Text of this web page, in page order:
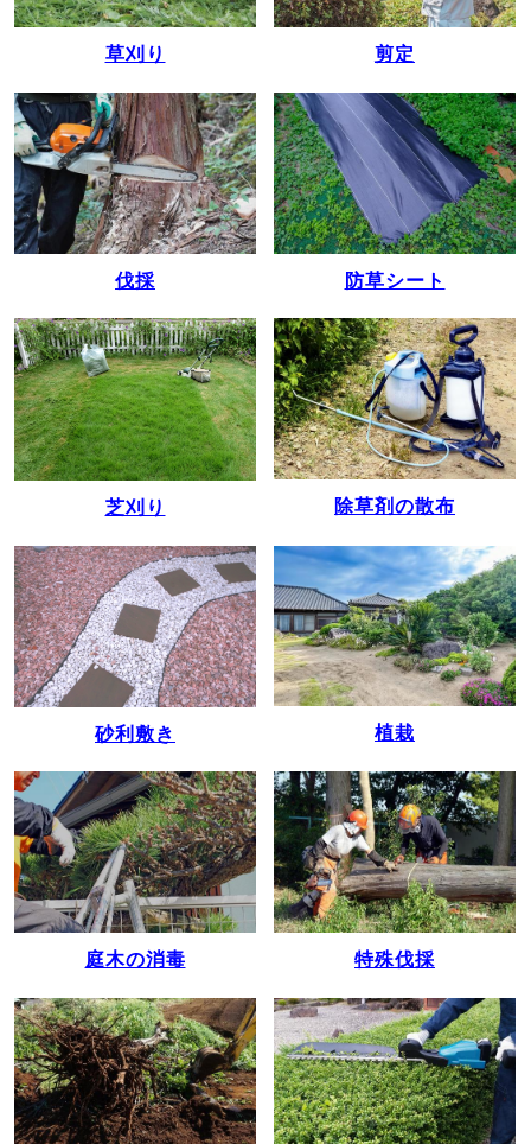
草刈り 剪定
伐採 防草シート
芝刈り 除草剤の散布
砂利敷き 植栽
庭木の消毒 特殊伐採